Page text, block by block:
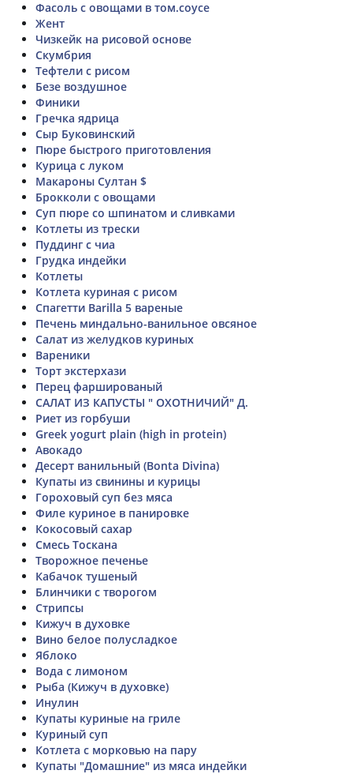
Фасоль с овощами в том.соусе
Жент
Чизкейк на рисовой основе
Скумбрия
Тефтели с рисом
Безе воздушное
Финики
Гречка ядрица
Сыр Буковинский
Пюре быстрого приготовления
Курица с луком
Макароны Султан $
Брокколи с овощами
Суп пюре со шпинатом и сливками
Котлеты из трески
Пуддинг с чиа
Грудка индейки
Котлеты
Котлета куриная с рисом
Спагетти Barilla 5 вареные
Печень миндально-ванильное овсяное
Салат из желудков куриных
Вареники
Торт экстерхази
Перец фаршированый
САЛАТ ИЗ КАПУСТЫ " ОХОТНИЧИЙ" Д.
Риет из горбуши
Greek yogurt plain (high in protein)
Авокадо
Десерт ванильный (Bonta Divina)
Купаты из свинины и курицы
Гороховый суп без мяса
Филе куриное в панировке
Кокосовый сахар
Смесь Тоскана
Творожное печенье
Кабачок тушеный
Блинчики с творогом
Стрипсы
Кижуч в духовке
Вино белое полусладкое
Яблоко
Вода с лимоном
Рыба (Кижуч в духовке)
Инулин
Купаты куриные на гриле
Куриный суп
Котлета с морковью на пару
Купаты "Домашние" из мяса индейки